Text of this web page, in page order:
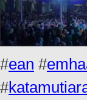
#ean #
#